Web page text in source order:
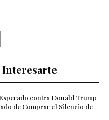
Interesarte
contra Donald Trump
de Comprar el Silencio de